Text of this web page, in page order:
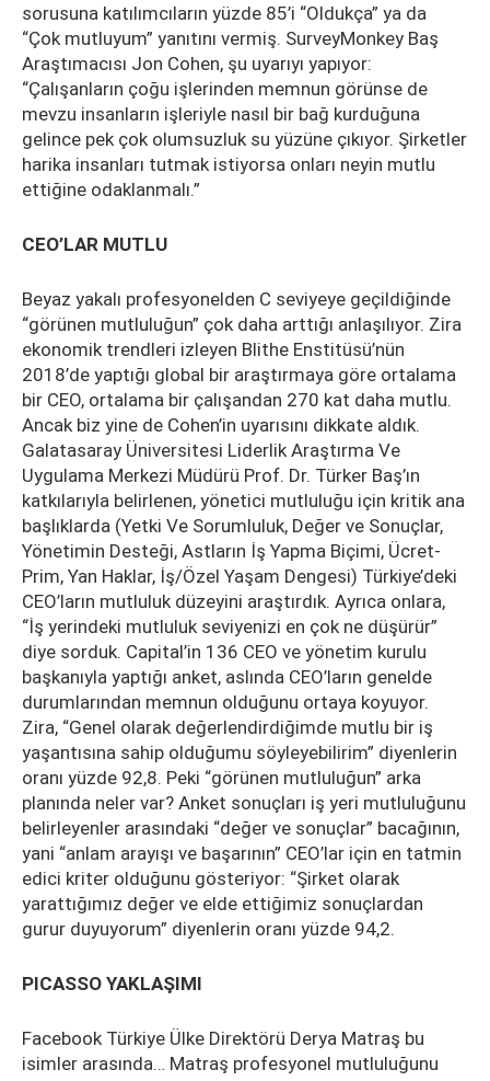
sorusuna katılımcıların yüzde 85’i “Oldukça” ya da
“Çok mutluyum” yanıtını vermiş. SurveyMonkey Baş
Araştımacısı Jon Cohen, şu uyarıyı yapıyor:
“Çalışanların çoğu işlerinden memnun görünse de
mevzu insanların işleriyle nasıl bir bağ kurduğuna
gelince pek çok olumsuzluk su yüzüne çıkıyor. Şirketler
harika insanları tutmak istiyorsa onları neyin mutlu
ettiğine odaklanmalı.”
CEO’LAR MUTLU
Beyaz yakalı profesyonelden C seviyeye geçildiğinde
“görünen mutluluğun” çok daha arttığı anlaşılıyor. Zira
ekonomik trendleri izleyen Blithe Enstitüsü’nün
2018’de yaptığı global bir araştırmaya göre ortalama
bir CEO, ortalama bir çalışandan 270 kat daha mutlu.
Ancak biz yine de Cohen’in uyarısını dikkate aldık.
Galatasaray Üniversitesi Liderlik Araştırma Ve
Uygulama Merkezi Müdürü Prof. Dr. Türker Baş’ın
katkılarıyla belirlenen, yönetici mutluluğu için kritik ana
başlıklarda (Yetki Ve Sorumluluk, Değer ve Sonuçlar,
Yönetimin Desteği, Astların İş Yapma Biçimi, Ücret-
Prim, Yan Haklar, İş/Özel Yaşam Dengesi) Türkiye’deki
CEO’ların mutluluk düzeyini araştırdık. Ayrıca onlara,
“İş yerindeki mutluluk seviyenizi en çok ne düşürür”
diye sorduk. Capital’in 136 CEO ve yönetim kurulu
başkanıyla yaptığı anket, aslında CEO’ların genelde
durumlarından memnun olduğunu ortaya koyuyor.
Zira, “Genel olarak değerlendirdiğimde mutlu bir iş
yaşantısına sahip olduğumu söyleyebilirim” diyenlerin
oranı yüzde 92,8. Peki “görünen mutluluğun” arka
planında neler var? Anket sonuçları iş yeri mutluluğunu
belirleyenler arasındaki “değer ve sonuçlar” bacağının,
yani “anlam arayışı ve başarının” CEO’lar için en tatmin
edici kriter olduğunu gösteriyor: “Şirket olarak
yarattığımız değer ve elde ettiğimiz sonuçlardan
gurur duyuyorum” diyenlerin oranı yüzde 94,2.
PICASSO YAKLAŞIMI
Facebook Türkiye Ülke Direktörü Derya Matraş bu
isimler arasında… Matraş profesyonel mutluluğunu